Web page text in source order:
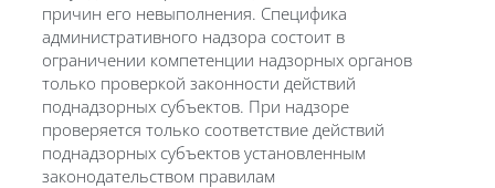
причин его невыполнения. Специфика
административного надзора состоит в
ограничении компетенции надзорных органов
только проверкой законности действий
поднадзорных субъектов. При надзоре
проверяется только соответствие действий
поднадзорных субъектов установленным
законодательством правилам